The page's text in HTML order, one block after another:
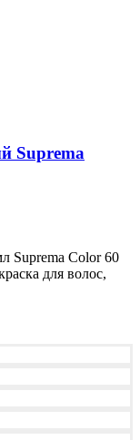
Suprema
Suprema Color 60
для волос,